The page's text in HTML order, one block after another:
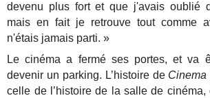
devenu plus fort et que j'avais oublié
mais en fait je retrouve tout comme
n'étais jamais parti. »
Le cinéma a fermé ses portes, et va
devenir un parking. L’histoire de Cinema
celle de l’histoire de la salle de cinéma,